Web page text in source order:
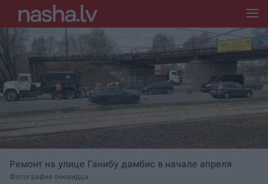
Ремонт на улице Ганибу дамбис в начале апреля
Фотография очевидца